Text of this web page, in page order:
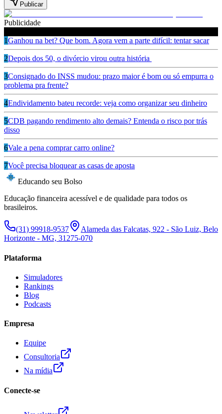
Publicar
Publicidade
1Ganhou na bet? Que bom. Agora vem a parte difícil: tentar sacar
2Depois dos 50, o divórcio virou outra história
3Consignado do INSS mudou: prazo maior é bom ou só empurra o
problema pra frente?
4Endividamento bateu recorde: veja como organizar seu dinheiro
5CDB pagando rendimento alto demais? Entenda o risco por trás
disso
6Vale a pena comprar carro online?
7Você precisa bloquear as casas de aposta
Educando seu Bolso
Educação financeira acessível e de qualidade para todos os
brasileiros.
(31) 99918-9537
Alameda das Falcatas, 922 - São Luiz, Belo
Horizonte - MG, 31275-070
Plataforma
Simuladores
Rankings
Blog
Podcasts
Empresa
Equipe
Consultoria
Na mídia
Conecte-se